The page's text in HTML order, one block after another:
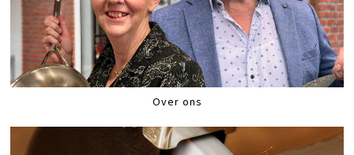
Over ons